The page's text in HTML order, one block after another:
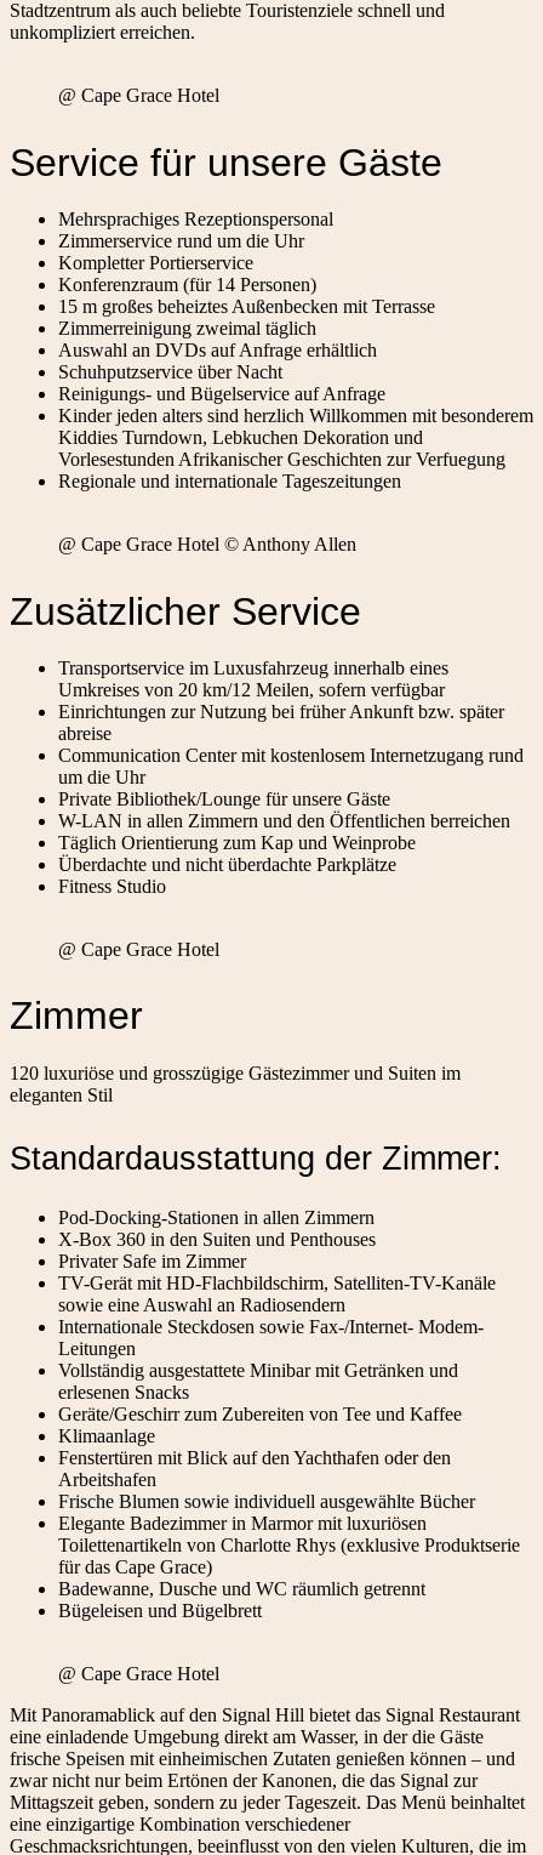
Stadtzentrum als auch beliebte Touristenziele schnell und
unkompliziert erreichen.
@ Cape Grace Hotel
Service für unsere Gäste
Mehrsprachiges Rezeptionspersonal
Zimmerservice rund um die Uhr
Kompletter Portierservice
Konferenzraum (für 14 Personen)
15 m großes beheiztes Außenbecken mit Terrasse
Zimmerreinigung zweimal täglich
Auswahl an DVDs auf Anfrage erhältlich
Schuhputzservice über Nacht
Reinigungs- und Bügelservice auf Anfrage
Kinder jeden alters sind herzlich Willkommen mit besonderem
Kiddies Turndown, Lebkuchen Dekoration und
Vorlesestunden Afrikanischer Geschichten zur Verfuegung
Regionale und internationale Tageszeitungen
@ Cape Grace Hotel © Anthony Allen
Zusätzlicher Service
Transportservice im Luxusfahrzeug innerhalb eines
Umkreises von 20 km/12 Meilen, sofern verfügbar
Einrichtungen zur Nutzung bei früher Ankunft bzw. später
abreise
Communication Center mit kostenlosem Internetzugang rund
um die Uhr
Private Bibliothek/Lounge für unsere Gäste
W-LAN in allen Zimmern und den Öffentlichen berreichen
Täglich Orientierung zum Kap und Weinprobe
Überdachte und nicht überdachte Parkplätze
Fitness Studio
@ Cape Grace Hotel
Zimmer
120 luxuriöse und grosszügige Gästezimmer und Suiten im
eleganten Stil
Standardausstattung der Zimmer:
Pod-Docking-Stationen in allen Zimmern
X-Box 360 in den Suiten und Penthouses
Privater Safe im Zimmer
TV-Gerät mit HD-Flachbildschirm, Satelliten-TV-Kanäle
sowie eine Auswahl an Radiosendern
Internationale Steckdosen sowie Fax-/Internet- Modem-
Leitungen
Vollständig ausgestattete Minibar mit Getränken und
erlesenen Snacks
Geräte/Geschirr zum Zubereiten von Tee und Kaffee
Klimaanlage
Fenstertüren mit Blick auf den Yachthafen oder den
Arbeitshafen
Frische Blumen sowie individuell ausgewählte Bücher
Elegante Badezimmer in Marmor mit luxuriösen
Toilettenartikeln von Charlotte Rhys (exklusive Produktserie
für das Cape Grace)
Badewanne, Dusche und WC räumlich getrennt
Bügeleisen und Bügelbrett
@ Cape Grace Hotel
Mit Panoramablick auf den Signal Hill bietet das Signal Restaurant
eine einladende Umgebung direkt am Wasser, in der die Gäste
frische Speisen mit einheimischen Zutaten genießen können – und
zwar nicht nur beim Ertönen der Kanonen, die das Signal zur
Mittagszeit geben, sondern zu jeder Tageszeit. Das Menü beinhaltet
eine einzigartige Kombination verschiedener
Geschmacksrichtungen, beeinflusst von den vielen Kulturen, die im